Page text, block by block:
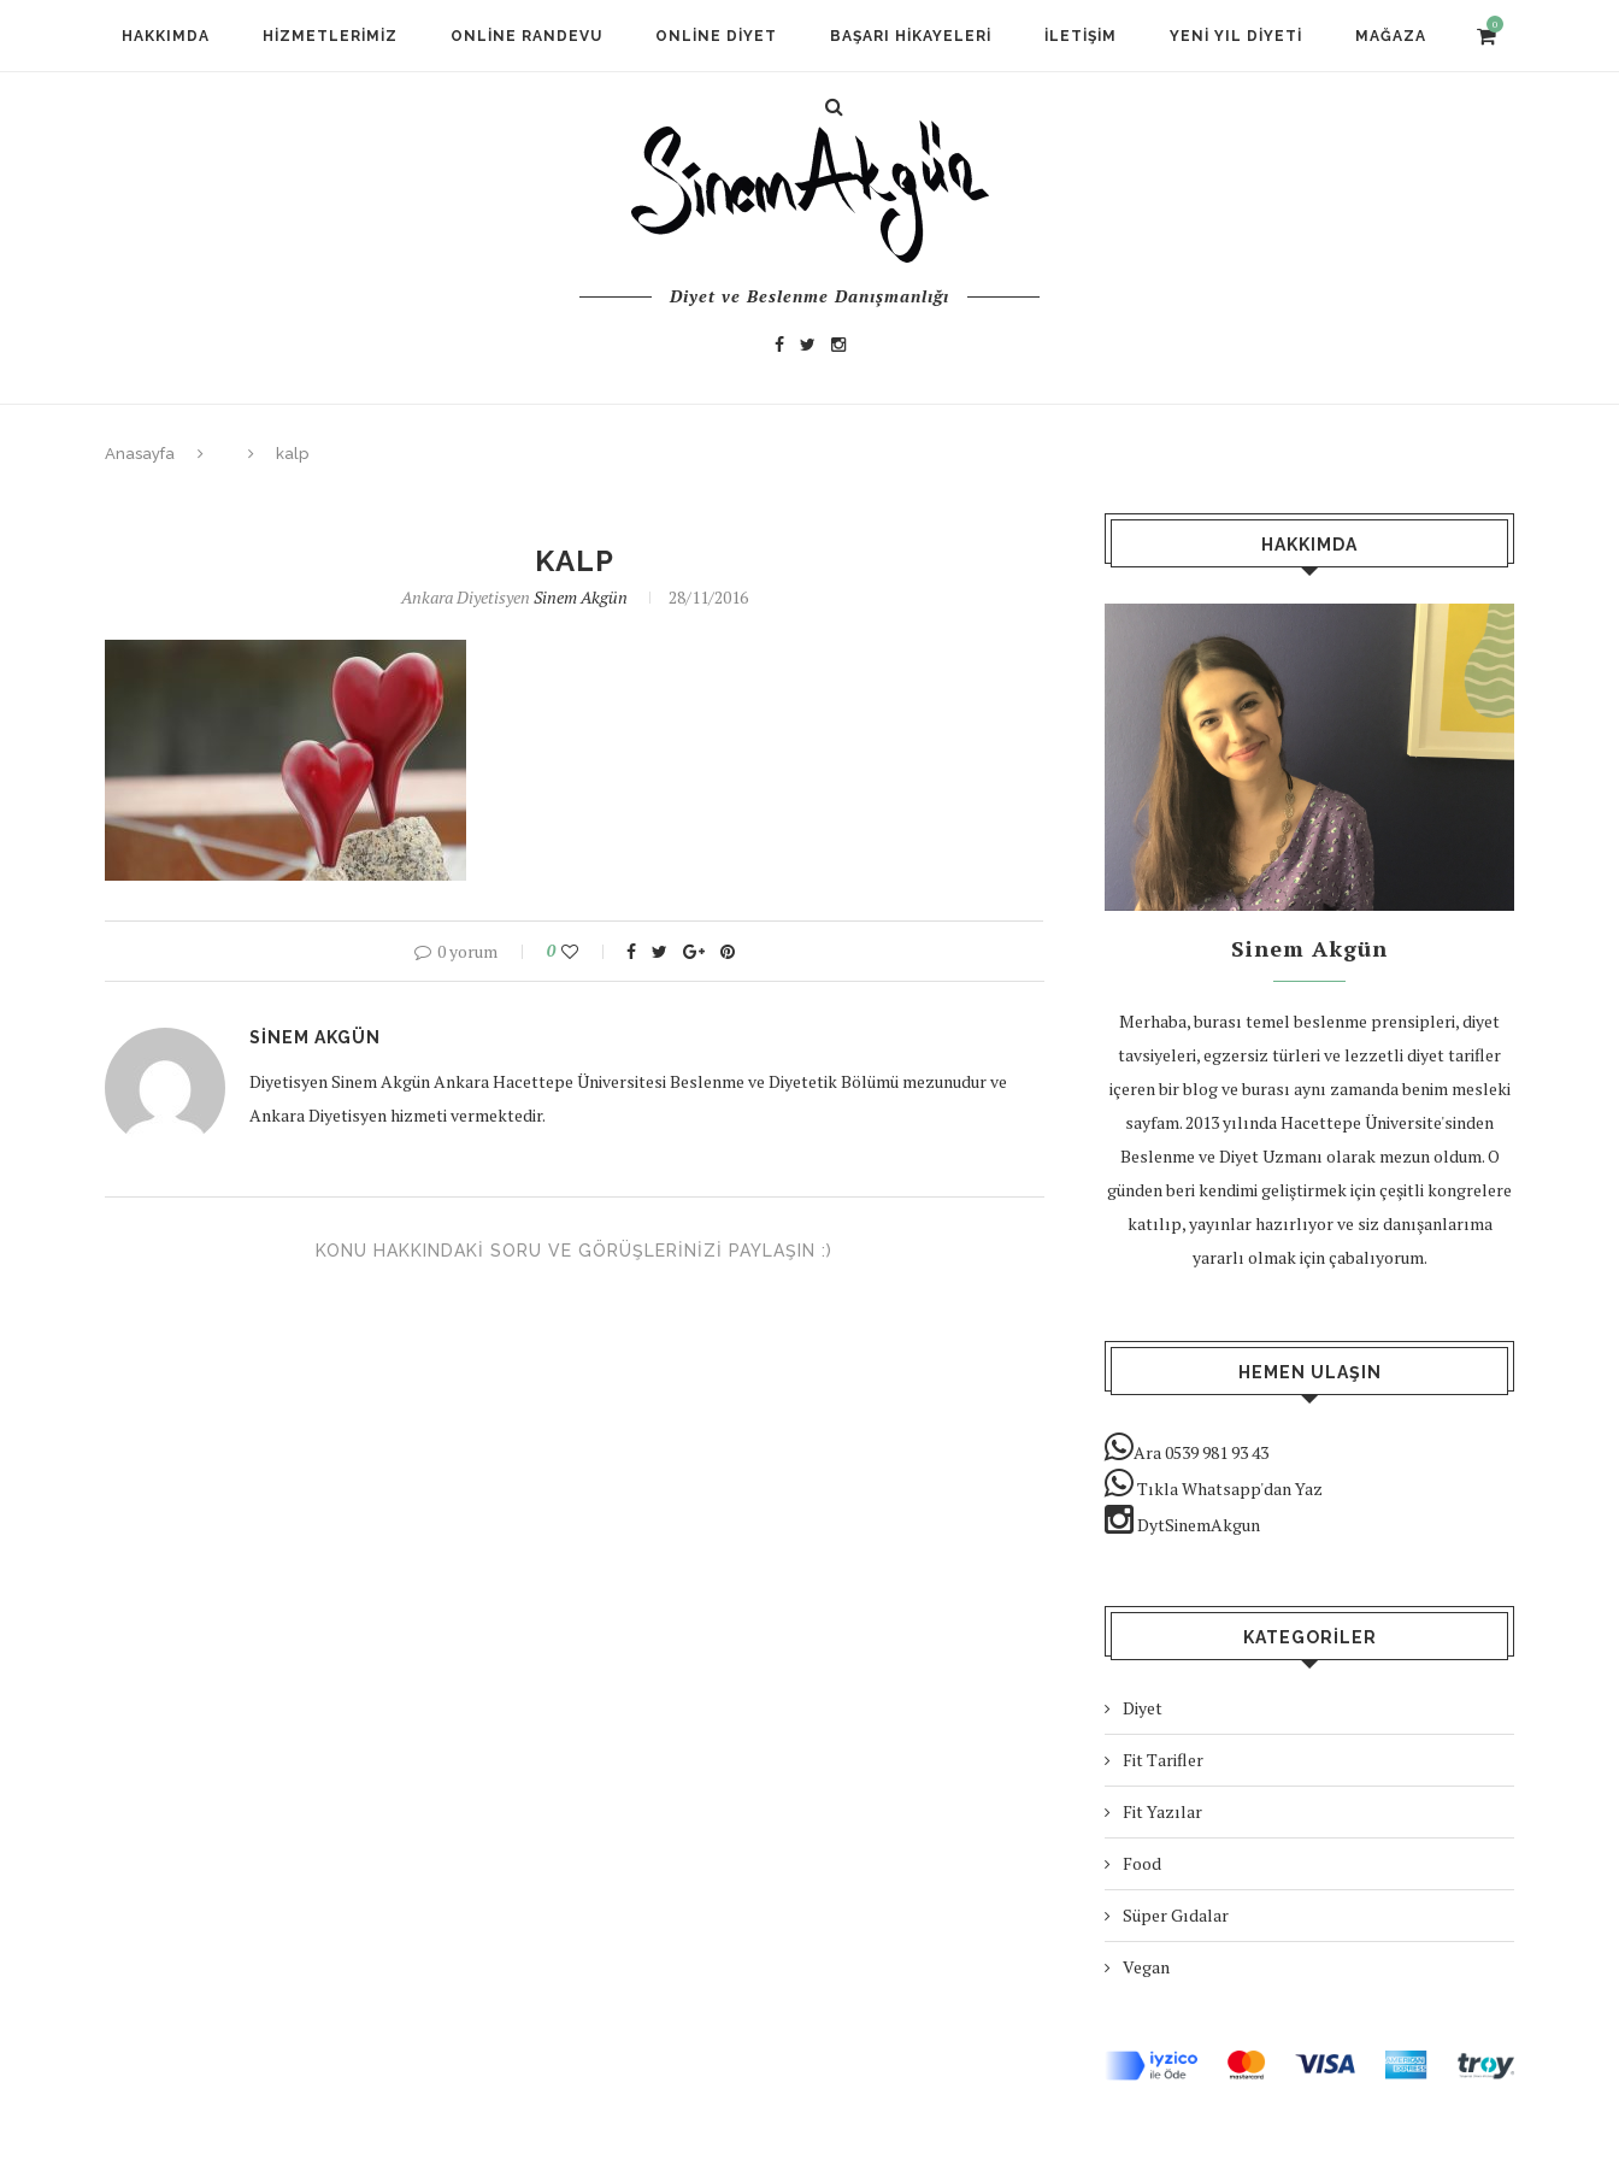
HAKKIMDA HIZMETLERIMIZ ONLINE RANDEVU ONLINE DIYET BAŞARI HIKAYELERI İLETIŞIM YENI YIL DIYETI MAĞAZA
0
Diyet ve Beslenme Danışmanlığı
Anasayfa kalp
KALP
Ankara Diyetisyen Sinem Akgün 28/11/2016
0 yorum 0
SINEM AKGÜN
Diyetisyen Sinem Akgün Ankara Hacettepe Üniversitesi Beslenme ve Diyetetik Bölümü mezunudur ve
Ankara Diyetisyen hizmeti vermektedir.
KONU HAKKINDAKI SORU VE GÖRÜŞLERINIZI PAYLAŞIN :)
HAKKIMDA
Sinem Akgün
Merhaba, burası temel beslenme prensipleri, diyet
tavsiyeleri, egzersiz türleri ve lezzetli diyet tarifler
içeren bir blog ve burası aynı zamanda benim mesleki
sayfam. 2013 yılında Hacettepe Üniversite'sinden
Beslenme ve Diyet Uzmanı olarak mezun oldum. O
günden beri kendimi geliştirmek için çeşitli kongrelere
katılıp, yayınlar hazırlıyor ve siz danışanlarıma
yararlı olmak için çabalıyorum.
HEMEN ULAŞIN
Ara 0539 981 93 43
Tıkla Whatsapp'dan Yaz
DytSinemAkgun
KATEGORILER
Diyet
Fit Tarifler
Fit Yazılar
Food
Süper Gıdalar
Vegan